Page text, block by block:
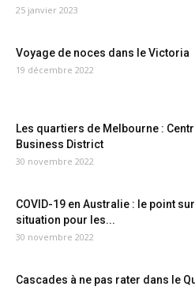
25 janvier 2023
Voyage de noces dans le Victoria
19 décembre 2022
Les quartiers de Melbourne :
Business District
30 novembre 2022
COVID-19 en Australie : le point
situation pour les...
30 novembre 2022
Cascades à ne pas rater dans le